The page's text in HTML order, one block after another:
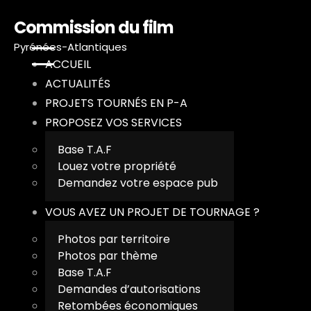
Commission du film
Pyrénées-Atlantiques
ACCUEIL
ACTUALITÉS
PROJETS TOURNÉS EN P-A
PROPOSEZ VOS SERVICES
Base T.A.F
Louez votre propriété
Demandez votre espace pub
VOUS AVEZ UN PROJET DE TOURNAGE ?
Photos par territoire
Photos par thème
Base T.A.F
Demandes d’autorisations
Retombées économiques